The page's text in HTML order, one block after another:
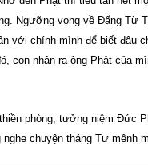
Ngưỡng vọng về Đấng Từ
với chính mình để biết đâu
con nhận ra ông Phật của
phòng, tưởng niệm Đức
nghe chuyện tháng Tư mênh